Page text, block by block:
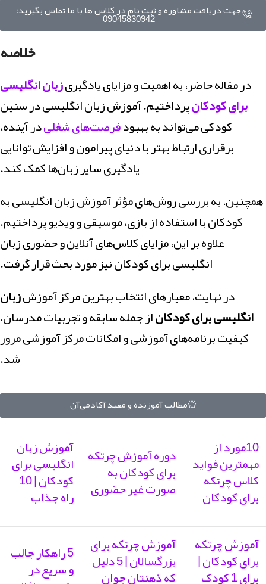
جهت دریافت مشاوره و ثبت نام در کلاس ها با ما تماس بگیرید:
09045830942
خلاصه
در مقاله حاضر، به اهمیت و مزایای یادگیریزبان انگلیسی
برای کودکانپرداختیم. آموزش زبان انگلیسی در سنین
کودکی می‌تواند به بهبودفرصت‌های شغلیدر آینده،
برقراری ارتباط بهتر با دنیای پیرامون و افزایش توانایی
یادگیری سایر زبان‌ها کمک کند.
همچنین، به بررسی روش‌های مؤثر آموزش زبان انگلیسی به
کودکان با استفاده از بازی، موسیقی و ویدیو پرداختیم.
علاوه بر این، مزایای کلاس‌های آنلاین و حضوری زبان
انگلیسی برای کودکان نیز مورد بحث قرار گرفت.
در نهایت، معیارهای انتخاب بهترین مرکز آموزشزبان
انگلیسی برای کودکاناز جمله سابقه و تجربیات مدرسان،
کیفیت برنامه‌های آموزشی و امکانات مرکز آموزشی مرور
شد.
مطالب آموزنده و مفید آکادمی‌آن
10مورد از
مهمترین فواید
کلاس چرتکه
برای کودکان
دوره‌ آموزش چرتکه
برای کودکان به
صورت غیر حضوری
آموزش زبان
انگلیسی برای
کودکان | 10
راه جذاب
آموزش چرتکه
برای کودکان |
برای 1 کودک
آموزش چرتکه برای
بزرگسالان | 5 دلیل
که ذهنتان جوان
5 راهکار جالب
و سریع در